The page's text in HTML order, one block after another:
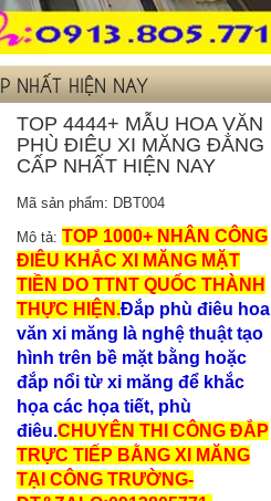
HIỆN NAY
TOP 4444+ MẪU HOA VĂN
PHÙ ĐIÊU XI MĂNG ĐẲNG
CẤP NHẤT HIỆN NAY
Mã sản phẩm: DBT004
Mô tả: TOP 1000+ NHÂN CÔNG
ĐIÊU KHẮC XI MĂNG MẶT
TI ỀN DO TTNT QUỐC THÀNH
THỰC HIỆN.Đắp phù điêu hoa
văn xi măng là nghệ thuật tạo
hình trên bề mặt bằng hoặc
đắp nổi từ xi măng để khắc
họa các họa tiết, phù
điêu.CHUYÊN THI CÔNG ĐẮP
TRỰC TI ẾP BẰNG XI MĂNG
TẠI CÔNG TRƯỜNG-